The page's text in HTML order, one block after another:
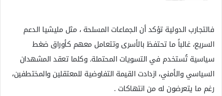
فالتجارب الدولية تؤكد أن الجماعات المسلحة ، مثل مليشيا الدعم
السريع، غالباً ما تحتفظ بالأسرى وتتعامل معهم كأوراق ضغط
سياسية تُستخدم في التسويات المحتملة. وكلما تعقد المشهدان
السياسي والأمني، ازدادت القيمة التفاوضية للمعتقلين والمختطفين،
رغم ما يتعرضون له من انتهاكات .